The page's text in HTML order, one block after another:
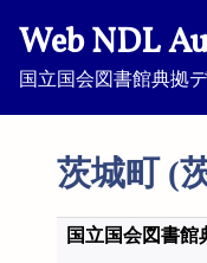
Web NDL
国立国会図書館典拠
茨城町 (
国立国会図書館